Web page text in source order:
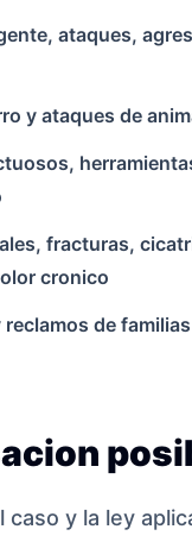
ataques,
y ataques de
fracturas,
cronico
de
caso y la ley